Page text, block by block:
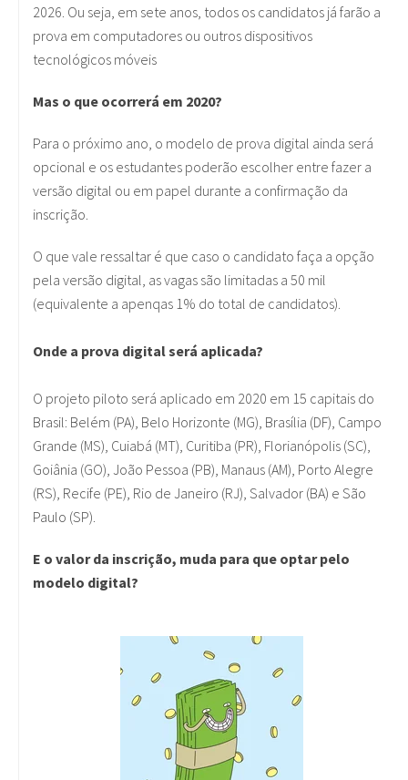
2026. Ou seja, em sete anos, todos os candidatos já farão a
prova em computadores ou outros dispositivos
tecnológicos móveis
Mas o que ocorrerá em 2020?
Para o próximo ano, o modelo de prova digital ainda será
opcional e os estudantes poderão escolher entre fazer a
versão digital ou em papel durante a confirmação da
inscrição.
O que vale ressaltar é que caso o candidato faça a opção
pela versão digital, as vagas são limitadas a 50 mil
(equivalente a apenqas 1% do total de candidatos).
Onde a prova digital será aplicada?
O projeto piloto será aplicado em 2020 em 15 capitais do
Brasil: Belém (PA), Belo Horizonte (MG), Brasília (DF), Campo
Grande (MS), Cuiabá (MT), Curitiba (PR), Florianópolis (SC),
Goiânia (GO), João Pessoa (PB), Manaus (AM), Porto Alegre
(RS), Recife (PE), Rio de Janeiro (RJ), Salvador (BA) e São
Paulo (SP).
E o valor da inscrição, muda para que optar pelo
modelo digital?